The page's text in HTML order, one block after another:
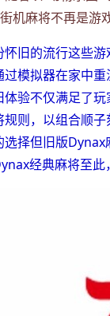
机麻将不再是游
怀旧的流行这些
过模拟器在家中
体验不仅满足了
规则，以组合顺
选择但旧版Dynax
经典麻将至此